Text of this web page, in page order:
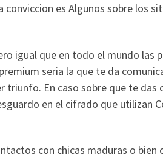
conviccion es Algunos sobre los
igual que en todo el mundo las
seri­a la que te da
triunfo. En caso sobre que te
en el cifrado que utilizan
con chicas maduras o bien